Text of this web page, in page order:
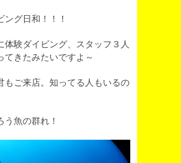
グ日和！！！
体験ダイビング、スタッフ３人
てきたみたいですよ～
もご来店。知ってる人もいるの
う魚の群れ！